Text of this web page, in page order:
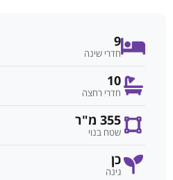
9
חדרי שינה
10
חדרי רחצה
355 מ"ר
שטח בנוי
כן
גינה